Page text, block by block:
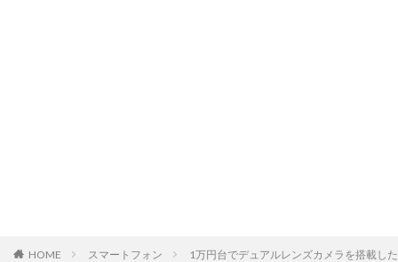
HOME スマートフォン 1万円台でデュアルレンズカメラを搭載し